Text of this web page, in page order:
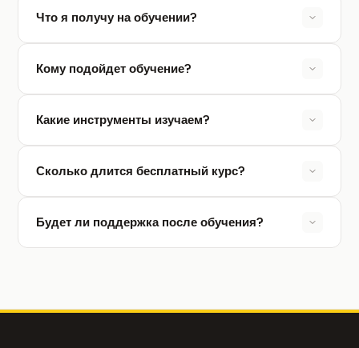
Что я получу на обучении?
Кому подойдет обучение?
Какие инструменты изучаем?
Сколько длится бесплатный курс?
Будет ли поддержка после обучения?